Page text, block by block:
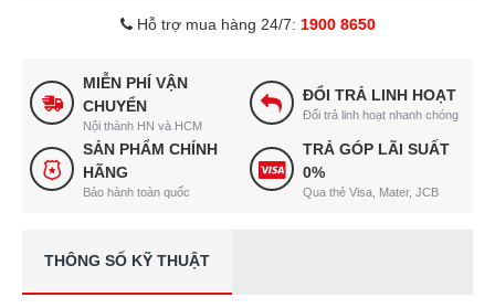
Hỗ trợ mua hàng 24/7: 1900 8650
MIỄN PHÍ VẬN
CHUYỂN
Nội thành HN và HCM
ĐỔI TRẢ LINH HOẠT
Đổi trả linh hoạt nhanh chóng
SẢN PHẨM CHÍNH
HÃNG
Bảo hành toàn quốc
TRẢ GÓP LÃI SUẤT
0%
Qua thẻ Visa, Mater, JCB
THÔNG SỐ KỸ THUẬT